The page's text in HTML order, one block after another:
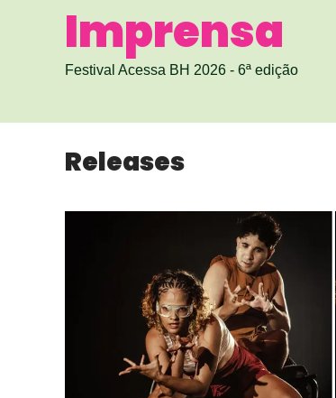
Imprensa
Festival Acessa BH 2026 - 6ª edição
Releases